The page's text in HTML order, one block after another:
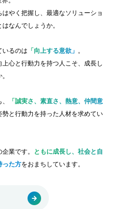
やく把握し、最適なソリューショ
なんでしょうか。
いるのは 「向上する意欲」 。
心と行動力を持つ人こそ、成長し
「誠実さ、素直さ、熱意、仲間意
勢と行動力を持った人材を求めてい
業です。
ともに成長し、社会と自
った方をおまちしています。